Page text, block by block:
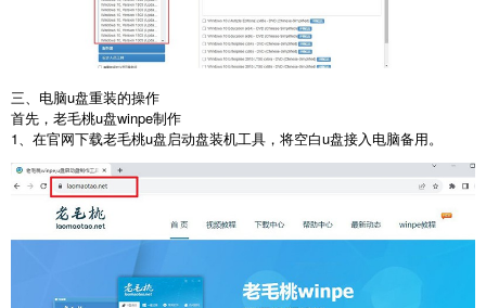
三、电脑u盘重装的操作
首先，老毛桃u盘winpe制作
1、在官网下载老毛桃u盘启动盘装机工具，将空白u盘接入电脑备用。